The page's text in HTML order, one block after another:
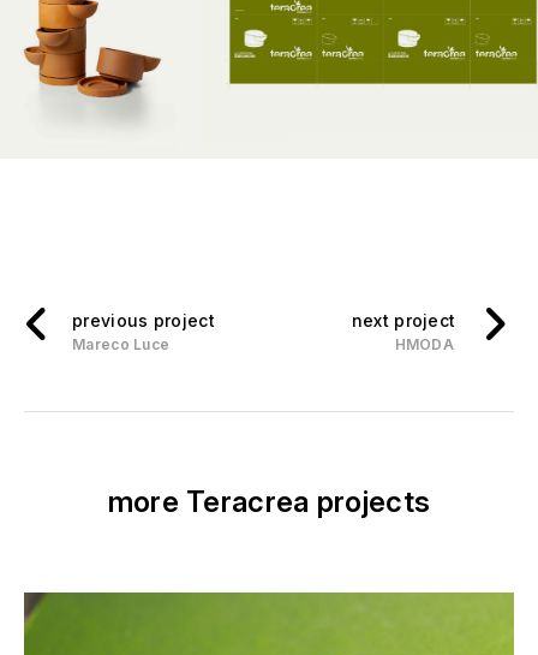
previous project
Mareco Luce
next project
HMODA
more Teracrea projects